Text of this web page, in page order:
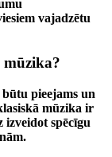
vajadzētu
pieejams un
mūzika ir
spēcīgu